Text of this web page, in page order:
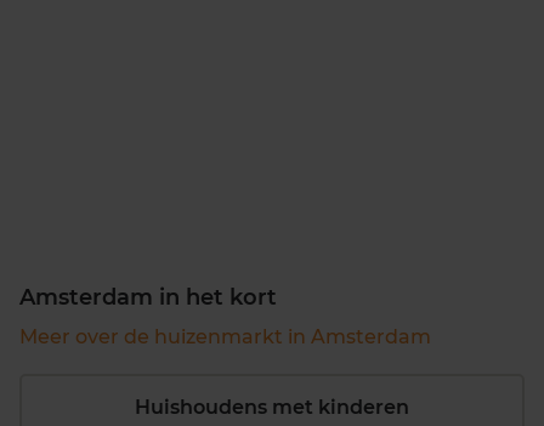
Amsterdam in het kort
Meer over de huizenmarkt in Amsterdam
Huishoudens met kinderen